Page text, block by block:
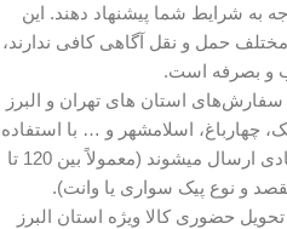
به شرایط شما پیشنهاد دهند. این
حمل و نقل آگاهی کافی ندارند،
و بصرفه است.
سفارش‌های استان های تهران و البرز
چهارباغ، اسلامشهر و … با استفاده
از اسنپ یا پیک با تعرفه های اقتصادی ارسال میشوند (معمولاً بین 120 تا
حضوری کالا ویژه استان البرز